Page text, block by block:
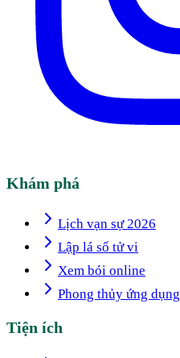
Khám phá
Lịch vạn sự 2026
Lập lá số tử vi
Xem bói online
Phong thủy ứng dụng
Tiện ích